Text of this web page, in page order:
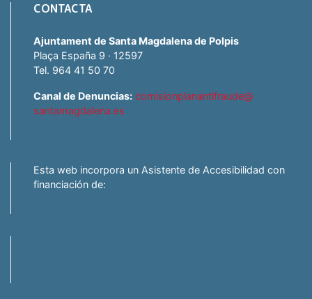
CONTACTA
Ajuntament de Santa Magdalena de Polpis
Plaça España 9 · 12597
Tel. 964 41 50 70
Canal de Denuncias: comisionplanantifraude@
santamagdalena.es
Esta web incorpora un Asistente de Accesibilidad con
financiación de: